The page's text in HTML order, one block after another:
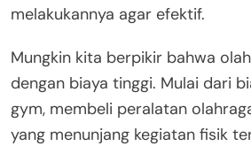
melakukannya agar efektif.
Mungkin kita berpikir bahwa
dengan biaya tinggi. Mulai dari
gym, membeli peralatan
yang menunjang kegiatan fisik